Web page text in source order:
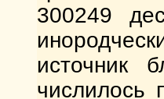
300249
источник
числилось